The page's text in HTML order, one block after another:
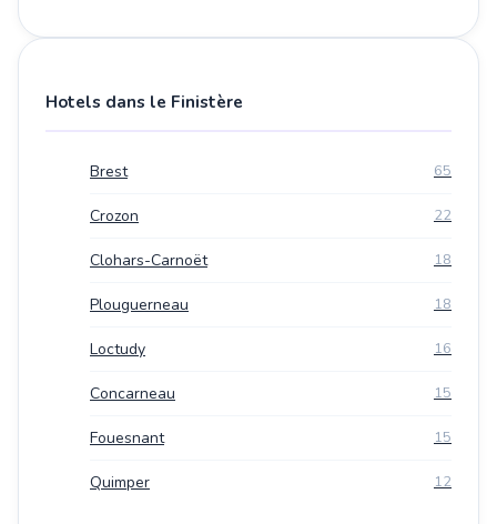
Hotels dans le Finistère
Brest 65
Crozon 22
Clohars-Carnoët 18
Plouguerneau 18
Loctudy 16
Concarneau 15
Fouesnant 15
Quimper 12